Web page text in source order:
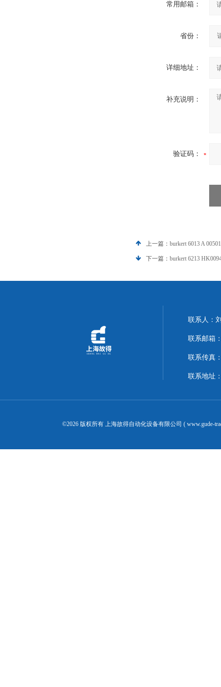
常用邮箱：
省份：
详细地址：
补充说明：
验证码：
上一篇： burkert 6013 A
下一篇： burkert 6213
联系人：
联系邮箱
联系传真
联系地址
©2026 版权所有 上海故得自动化设备有限公司 ( www.gude-